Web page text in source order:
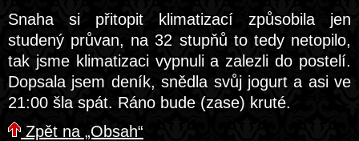
Snaha si přitopit klimatizací způsobila jen
studený průvan, na 32 stupňů to tedy netopilo,
tak jsme klimatizaci vypnuli a zalezli do postelí.
Dopsala jsem deník, snědla svůj jogurt a asi ve
21:00 šla spát. Ráno bude (zase) kruté.
Zpět na „Obsah“